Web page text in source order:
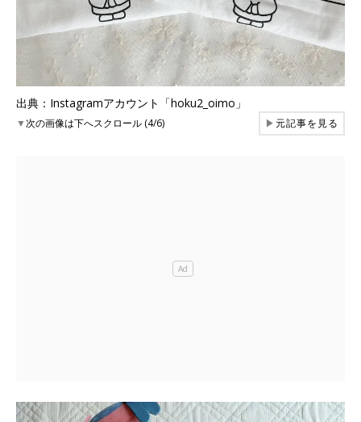
出典：Instagramアカウント「hoku2_oimo」
▼次の画像は下へスクロール (4/6) ▶元記事を見る